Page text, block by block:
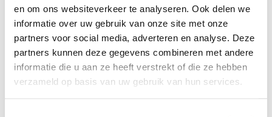
en om ons websiteverkeer te analyseren. Ook delen we
informatie over uw gebruik van onze site met onze
partners voor social media, adverteren en analyse. Deze
partners kunnen deze gegevens combineren met andere
informatie die u aan ze heeft verstrekt of die ze hebben
verzameld op basis van uw gebruik van hun services.
Garantie
Vacture Bankstyle